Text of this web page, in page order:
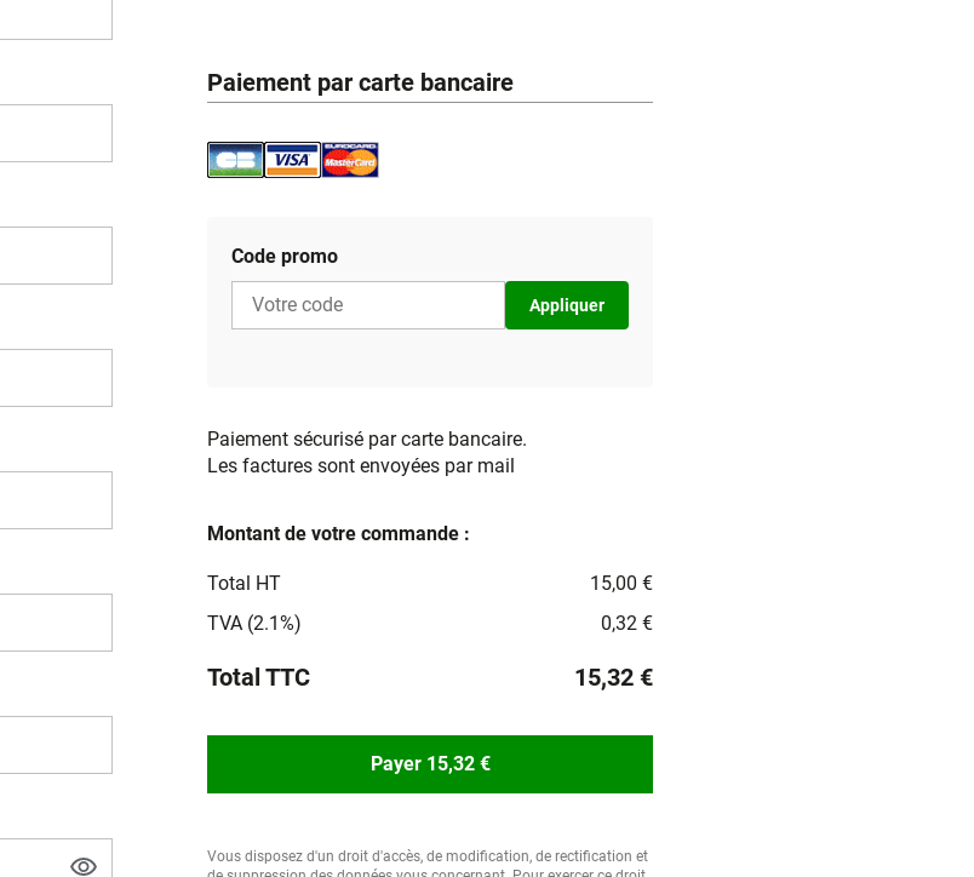
Paiement par carte bancaire
Code promo
Appliquer
Paiement sécurisé par carte bancaire.
Les factures sont envoyées par mail
Montant de votre commande :
Total HT
15,00 €
TVA (2.1%)
0,32 €
Total TTC 15,32 €
Payer 15,32 €
Vous disposez d'un droit d'accès, de modification, de rectification et